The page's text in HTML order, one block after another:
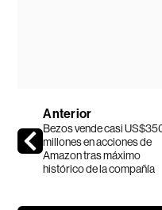
Anterior
Bezos vende casi
millones en acciones de
Amazon tras máximo
histórico de la compañía